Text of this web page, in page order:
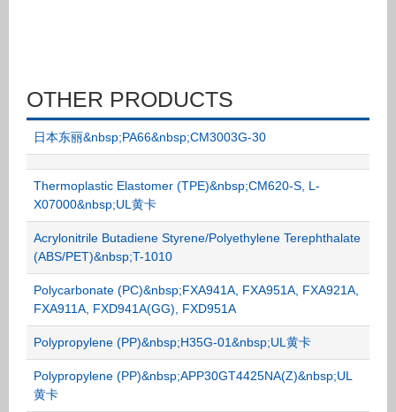
OTHER PRODUCTS
日本东丽&nbsp;PA66&nbsp;CM3003G-30
Thermoplastic Elastomer (TPE)&nbsp;CM620-S, L-
X07000&nbsp;UL黄卡
Acrylonitrile Butadiene Styrene/Polyethylene Terephthalate
(ABS/PET)&nbsp;T-1010
Polycarbonate (PC)&nbsp;FXA941A, FXA951A, FXA921A,
FXA911A, FXD941A(GG), FXD951A
Polypropylene (PP)&nbsp;H35G-01&nbsp;UL黄卡
Polypropylene (PP)&nbsp;APP30GT4425NA(Z)&nbsp;UL
黄卡